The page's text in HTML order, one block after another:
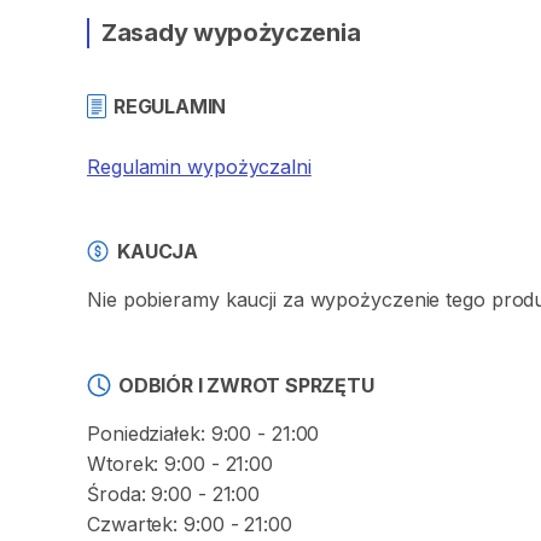
Zasady wypożyczenia
REGULAMIN
Regulamin wypożyczalni
KAUCJA
Nie pobieramy kaucji za wypożyczenie tego
ODBIÓR I ZWROT SPRZĘTU
Poniedziałek: 9:00 - 21:00
Wtorek: 9:00 - 21:00
Środa: 9:00 - 21:00
Czwartek: 9:00 - 21:00